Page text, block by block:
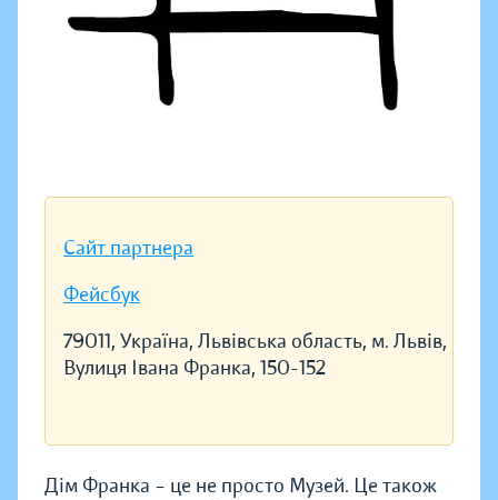
Сайт партнера
Фейсбук
79011, Україна, Львівська область, м. Львів,
Вулиця Івана Франка, 150-152
Дім Франка – це не просто Музей. Це також